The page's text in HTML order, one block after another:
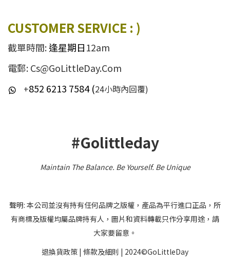
CUSTOMER SERVICE : )
截單時間:逢星期日12am
電郵: Cs@GoLittleDay.Com
+852 6213 7584 (24小時內回覆)
#Golittleday
Maintain The Balance. Be Yourself.Be Unique
聲明: 本公司並沒有持有任何品牌之版權，產品為平行進口正品，所
有商標及版權均屬品牌持有人，圖片和資料轉載只作分享用途，請
大家要留意。
退換貨政策 | 條款及細則 | 2024©GoLittleDay